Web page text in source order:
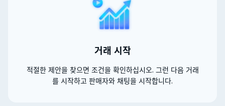
거래 시작
적절한 제안을 찾으면 조건을 확인하십시오. 그런 다음 거래
를 시작하고 판매자와 채팅을 시작합니다.